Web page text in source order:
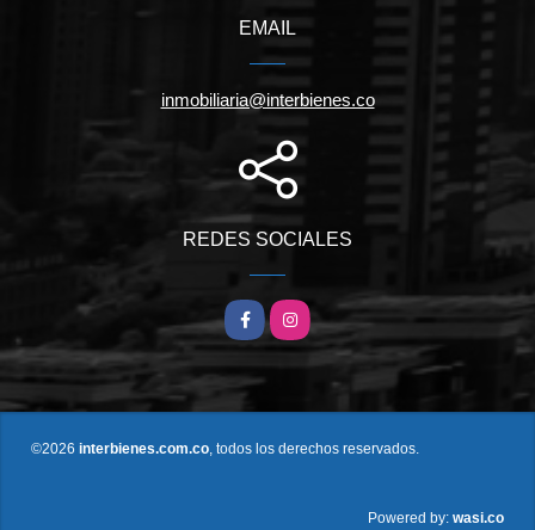
EMAIL
inmobiliaria@interbienes.co
REDES SOCIALES
FacebookInstagram
©2026 interbienes.com.co , todos los derechos reservados.
Powered by: wasi.co